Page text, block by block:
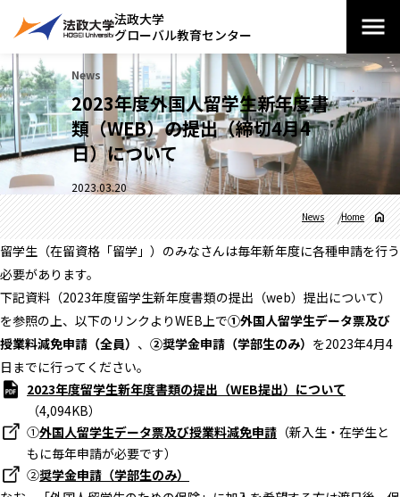
法政大学
グローバル教育センター
News
2023年度外国人留学生新年度書
類（WEB）の提出（締切4月4
日）について
2023.03.20
Home
News
留学生（在留資格「留学」）のみなさんは毎年新年度に各種申請を行う
必要があります。
下記資料（2023年度留学生新年度書類の提出（web）提出について）
を参照の上、以下のリンクよりWEB上で①外国人留学生データ票及び
授業料減免申請（全員） 、 ②奨学金申請（学部生のみ） を2023年4月4
日までに行ってください。
2023年度留学生新年度書類の提出（WEB提出）について
（4,094KB）
①外国人留学生データ票及び授業料減免申請 （新入生・在学生と
もに毎年申請が必要です）
②奨学金申請（学部生のみ）